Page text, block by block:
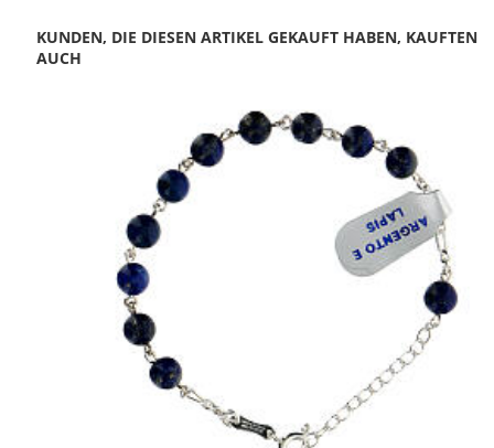
KUNDEN, DIE DIESEN ARTIKEL GEKAUFT HABEN, KAUFTEN
AUCH